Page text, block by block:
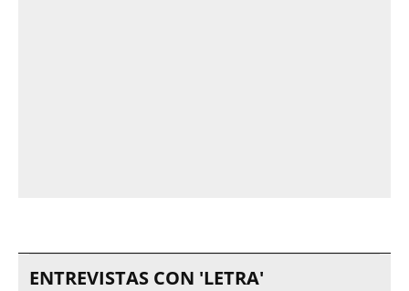
ENTREVISTAS CON 'LETRA'